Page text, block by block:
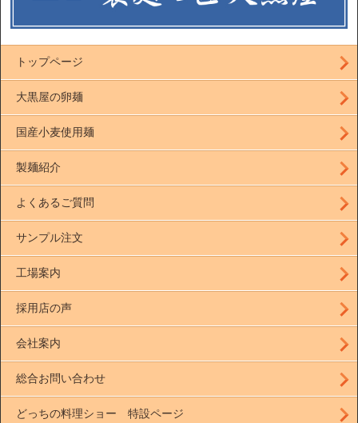
トップページ
大黒屋の卵麺
国産小麦使用麺
製麺紹介
よくあるご質問
サンプル注文
工場案内
採用店の声
会社案内
総合お問い合わせ
どっちの料理ショー 特設ページ